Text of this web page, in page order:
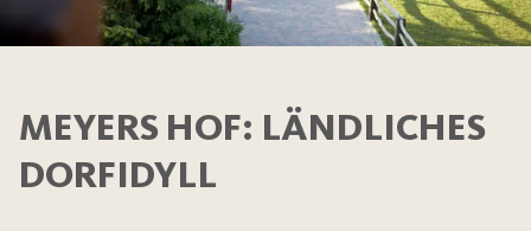
MEYERS HOF: LÄNDLICHES
DORFIDYLL